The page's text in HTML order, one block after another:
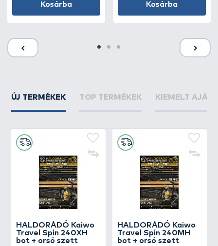
Kosárba Kosárba
ÚJ TERMÉKEK TOP TERMÉKEK KIEMELT
HALDORÁDÓ Kaiwo
Travel Spin 240XH
bot + orsó szett
HALDORÁDÓ Kaiwo
Travel Spin 240MH
bot + orsó szett